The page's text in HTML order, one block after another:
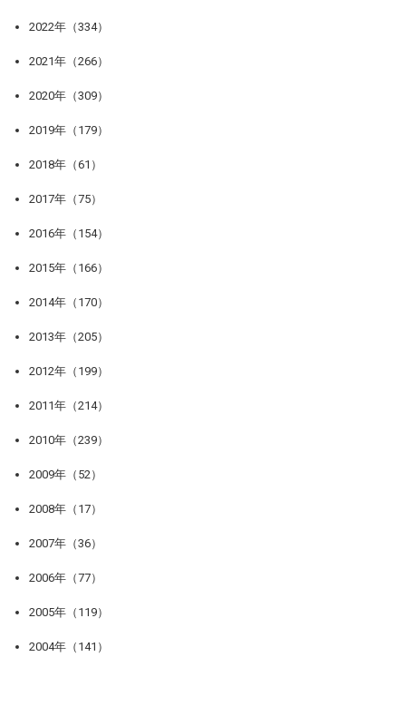
2022年（334）
2021年（266）
2020年（309）
2019年（179）
2018年（61）
2017年（75）
2016年（154）
2015年（166）
2014年（170）
2013年（205）
2012年（199）
2011年（214）
2010年（239）
2009年（52）
2008年（17）
2007年（36）
2006年（77）
2005年（119）
2004年（141）